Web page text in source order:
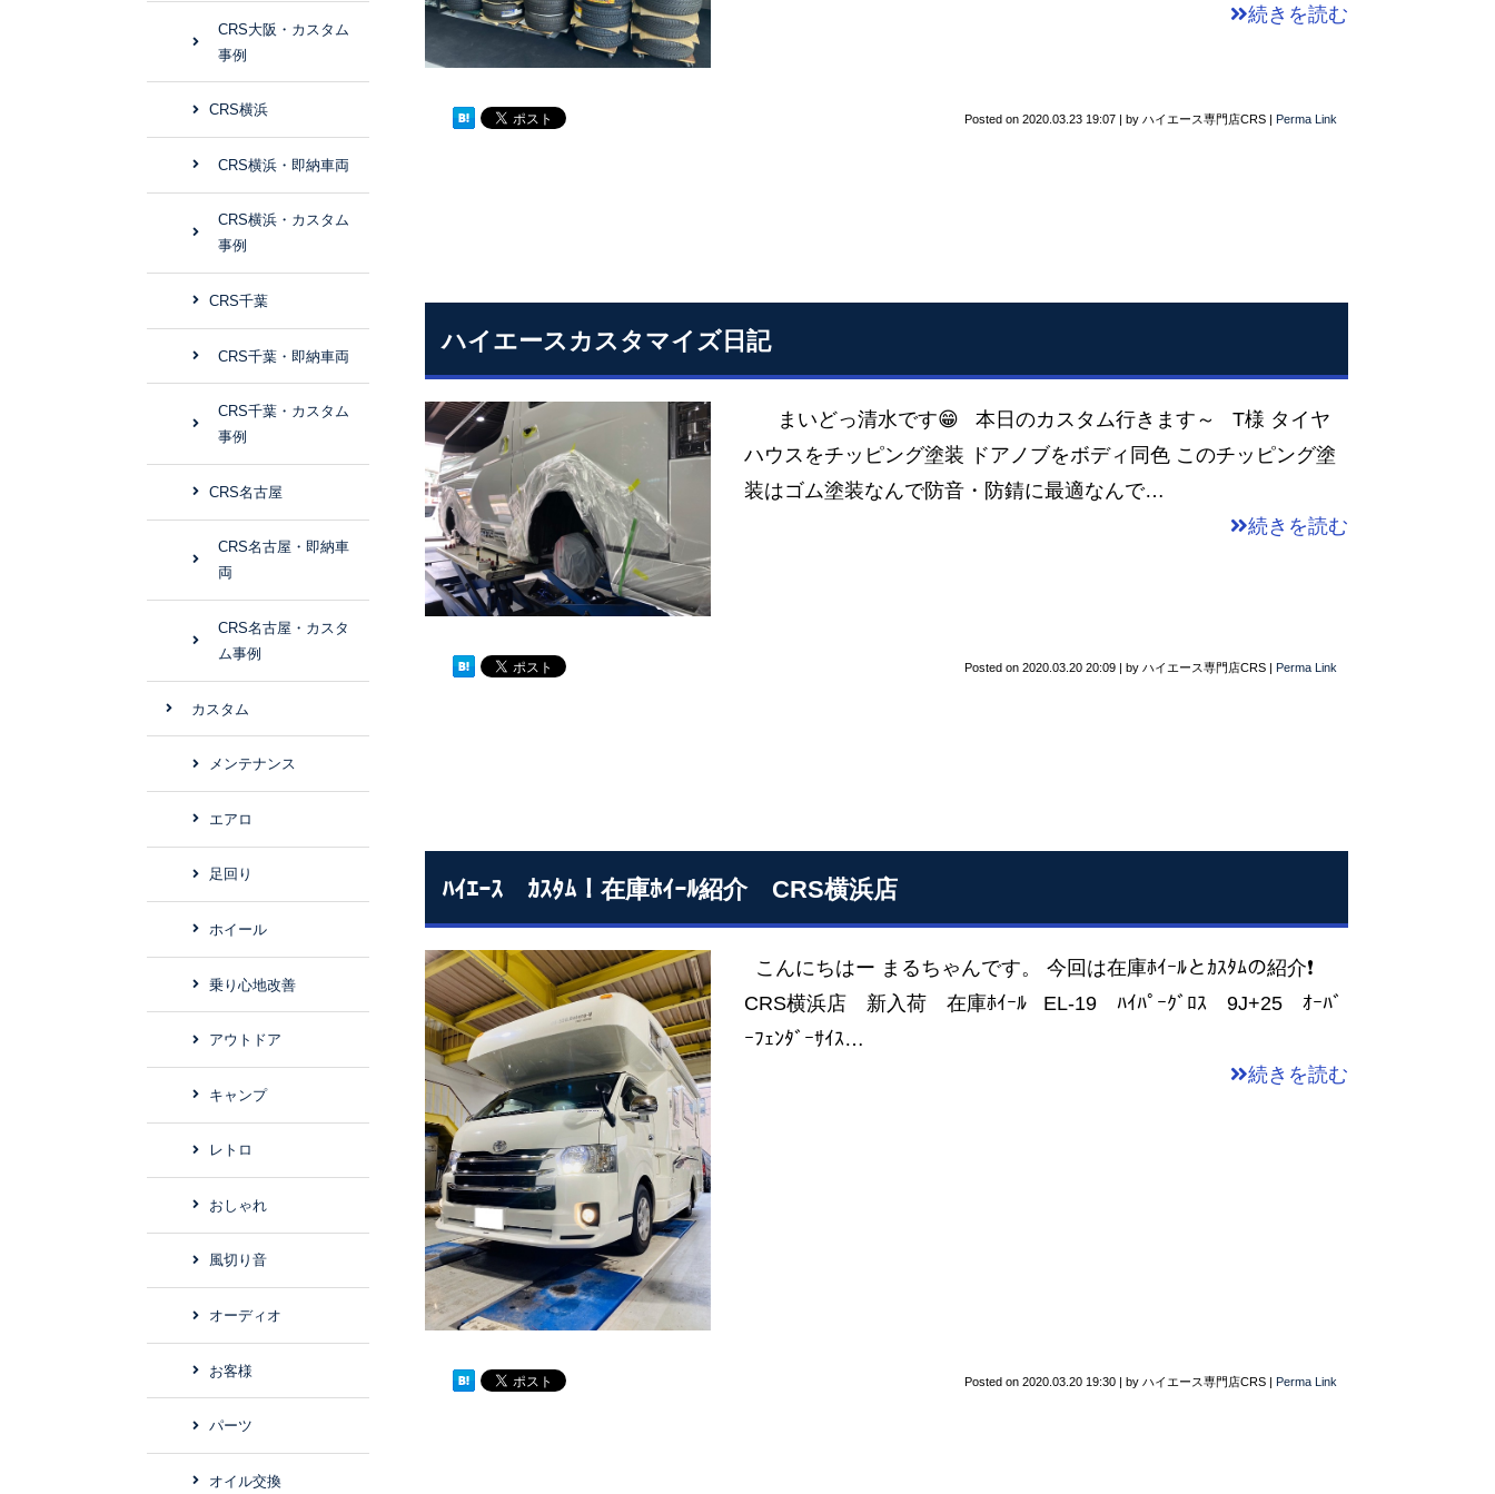
続きを読む
Posted on 2020.03.23 19:07 by ハイエース専門店CRS Perma Link
ハイエースカスタマイズ日記
まいどっ清水です😁 本日のカスタム行きます～ T様 タイヤ
ハウスをチッピング塗装 ドアノブをボディ同色 このチッピング塗
装はゴム塗装なんで防音・防錆に最適なんで…
続きを読む
Posted on 2020.03.20 20:09 | by ハイエース専門店CRS | Perma Link
ﾊｲｴｰｽ ｶｽﾀﾑ！在庫ﾎｲｰﾙ紹介 CRS横浜店
こんにちはー まるちゃんです。 今回は在庫ﾎｲｰﾙとｶｽﾀﾑの紹介❗
CRS横浜店 新入荷 在庫ﾎｲｰﾙ EL-19 ﾊｲﾊﾟｰｸﾞﾛｽ 9J+25 ｵｰﾊﾞ
ｰﾌｪﾝﾀﾞｰｻｲｽ…
続きを読む
Posted on 2020.03.20 19:30 by ハイエース専門店CRS Perma Link
CRS大阪・カスタム
事例
CRS横浜
CRS横浜・即納車両
CRS横浜・カスタム
事例
CRS千葉
CRS千葉・即納車両
CRS千葉・カスタム
事例
CRS名古屋
CRS名古屋・即納車
両
CRS名古屋・カスタ
ム事例
カスタム
メンテナンス
エアロ
足回り
ホイール
乗り心地改善
アウトドア
キャンプ
レトロ
おしゃれ
風切り音
オーディオ
お客様
パーツ
オイル交換